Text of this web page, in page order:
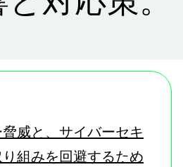
サポート
アカデミー
Community
パートナー
Français (France)
한국어 (South
威と、サイバーセキ
組みを回避するため
新しいタブで開く